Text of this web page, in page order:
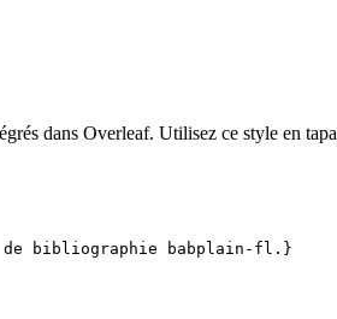
dans Overleaf. Utilisez ce style en
de bibliographie babplain-fl.}